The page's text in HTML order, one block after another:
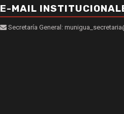
E-MAIL
Secretaría General: